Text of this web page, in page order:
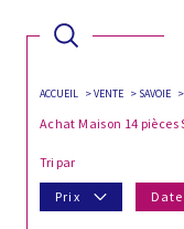
ACCUEIL VENTE SAVOIE
Achat Maison 14
Tri par
Prix Date